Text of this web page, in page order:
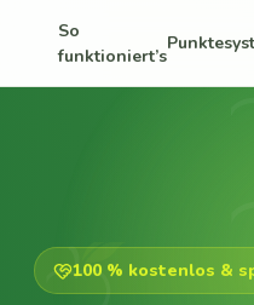
So
funktioniert’s
100 % kostenlos &